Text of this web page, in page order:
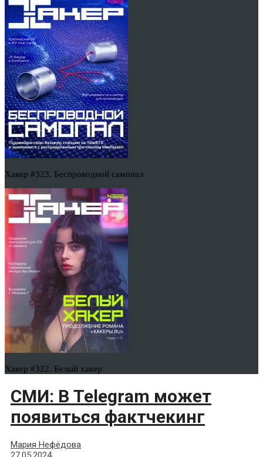
Хакер #323. Беспроводной самопал
Хакер #322. Белый хакер
СМИ: В Telegram может
появиться фактчекинг
Мария Нефёдова